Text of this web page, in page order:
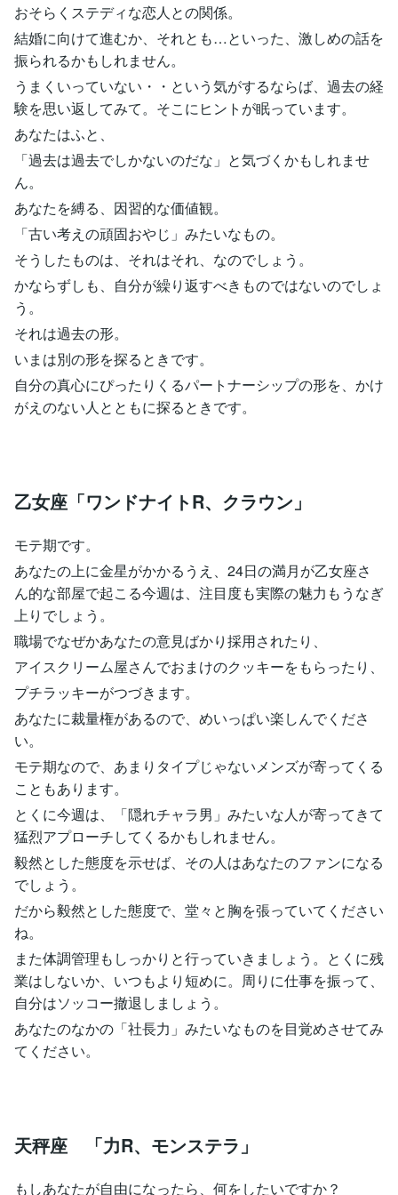
おそらくステディな恋人との関係。
結婚に向けて進むか、それとも…といった、激しめの話を
振られるかもしれません。
うまくいっていない・・という気がするならば、過去の経
験を思い返してみて。そこにヒントが眠っています。
あなたはふと、
「過去は過去でしかないのだな」と気づくかもしれませ
ん。
あなたを縛る、因習的な価値観。
「古い考えの頑固おやじ」みたいなもの。
そうしたものは、それはそれ、なのでしょう。
かならずしも、自分が繰り返すべきものではないのでしょ
う。
それは過去の形。
いまは別の形を探るときです。
自分の真心にぴったりくるパートナーシップの形を、かけ
がえのない人とともに探るときです。
乙女座「ワンドナイトR、クラウン」
モテ期です。
あなたの上に金星がかかるうえ、24日の満月が乙女座さ
ん的な部屋で起こる今週は、注目度も実際の魅力もうなぎ
上りでしょう。
職場でなぜかあなたの意見ばかり採用されたり、
アイスクリーム屋さんでおまけのクッキーをもらったり、
プチラッキーがつづきます。
あなたに裁量権があるので、めいっぱい楽しんでくださ
い。
モテ期なので、あまりタイプじゃないメンズが寄ってくる
こともあります。
とくに今週は、「隠れチャラ男」みたいな人が寄ってきて
猛烈アプローチしてくるかもしれません。
毅然とした態度を示せば、その人はあなたのファンになる
でしょう。
だから毅然とした態度で、堂々と胸を張っていてください
ね。
また体調管理もしっかりと行っていきましょう。とくに残
業はしないか、いつもより短めに。周りに仕事を振って、
自分はソッコー撤退しましょう。
あなたのなかの「社長力」みたいなものを目覚めさせてみ
てください。
天秤座 「力R、モンステラ」
もしあなたが自由になったら、何をしたいですか？